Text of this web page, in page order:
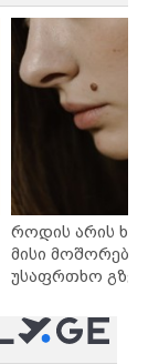
როდის არის
მისი
უსაფრთხო